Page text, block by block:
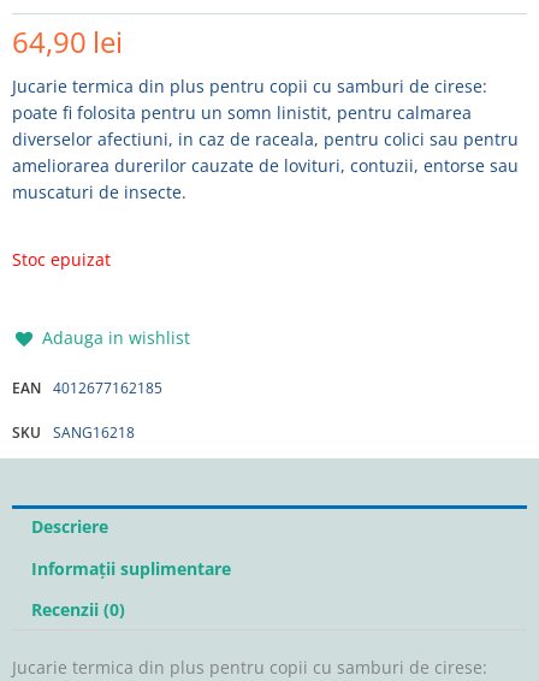
Adauga in wishlist
64,90 lei
Jucarie termica din plus pentru copii cu samburi de cirese:
poate fi folosita pentru un somn linistit, pentru calmarea
diverselor afectiuni, in caz de raceala, pentru colici sau pentru
ameliorarea durerilor cauzate de lovituri, contuzii, entorse sau
muscaturi de insecte.
Stoc epuizat
Adauga in wishlist
EAN 4012677162185
SKU SANG16218
Descriere
Informații suplimentare
Recenzii (0)
Jucarie termica din plus pentru copii cu samburi de cirese: